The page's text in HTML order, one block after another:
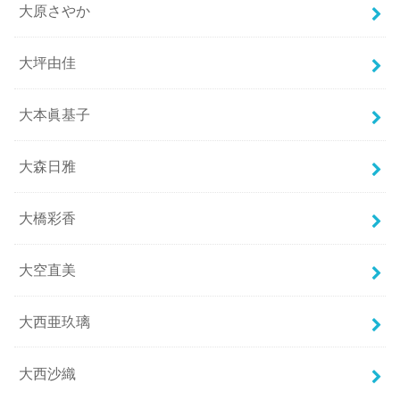
大原さやか
大坪由佳
大本眞基子
大森日雅
大橋彩香
大空直美
大西亜玖璃
大西沙織